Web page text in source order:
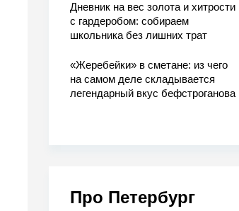
Дневник на вес золота и хитрости
с гардеробом: собираем
школьника без лишних трат
«Жеребейки» в сметане: из чего
на самом деле складывается
легендарный вкус бефстроганова
Про Петербург